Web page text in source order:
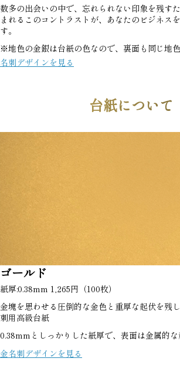
数多の出会いの中で、忘れられない印象を残す
まれるこのコントラストが、あなたのビジネス
す。
※地色の金銀は台紙の色なので、裏面も同じ地色
名刺デザインを見る
台紙について
ゴールド
紙厚:0.38mm 1,265円（100枚）
金塊を思わせる圧倒的な金色と重厚な起伏を残
刺用高級台紙
0.38mmとしっかりした紙厚で、表面は金属的な
金名刺デザインを見る